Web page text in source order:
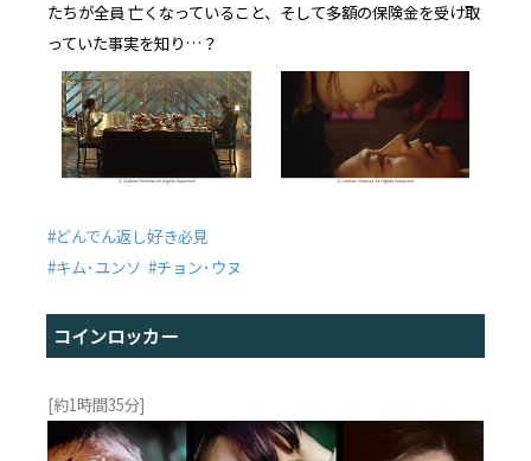
たちが全員 亡くなっていること、そして多額の保険金を受け取
っていた事実を知り…？
#どんでん返し好き必見
#キム･ユンソ #チョン･ウヌ
コインロッカー
[約1時間35分]